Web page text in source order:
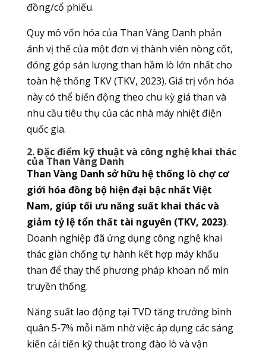
đồng/cổ phiếu.
Quy mô vốn hóa của Than Vàng Danh phản
ánh vị thế của một đơn vị thành viên nòng cốt,
đóng góp sản lượng than hầm lò lớn nhất cho
toàn hệ thống TKV (TKV, 2023). Giá trị vốn hóa
này có thể biến động theo chu kỳ giá than và
nhu cầu tiêu thụ của các nhà máy nhiệt điện
quốc gia.
2. Đặc điểm kỹ thuật và công nghệ khai thác
của Than Vàng Danh
Than Vàng Danh sở hữu hệ thống lò chợ cơ
giới hóa đồng bộ hiện đại bậc nhất Việt
Nam, giúp tối ưu năng suất khai thác và
giảm tỷ lệ tổn thất tài nguyên (TKV, 2023).
Doanh nghiệp đã ứng dụng công nghệ khai
thác giàn chống tự hành kết hợp máy khấu
than để thay thế phương pháp khoan nổ mìn
truyền thống.
Năng suất lao động tại TVD tăng trưởng bình
quân 5-7% mỗi năm nhờ việc áp dụng các sáng
kiến cải tiến kỹ thuật trong đào lò và vận